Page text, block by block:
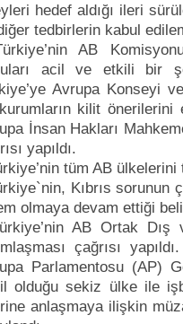
hedef aldığı ileri
tedbirlerin kabul
AB
acil ve etkili bir
Avrupa Konseyi
kilit önerilerini
İnsan Hakları
yapıldı.
tüm AB ülkelerini
Kıbrıs sorunun
olmaya devam ettiği
AB Ortak
çağrısı
Parlamentosu (AP)
olduğu sekiz ülke ile
anlaşmaya ilişkin